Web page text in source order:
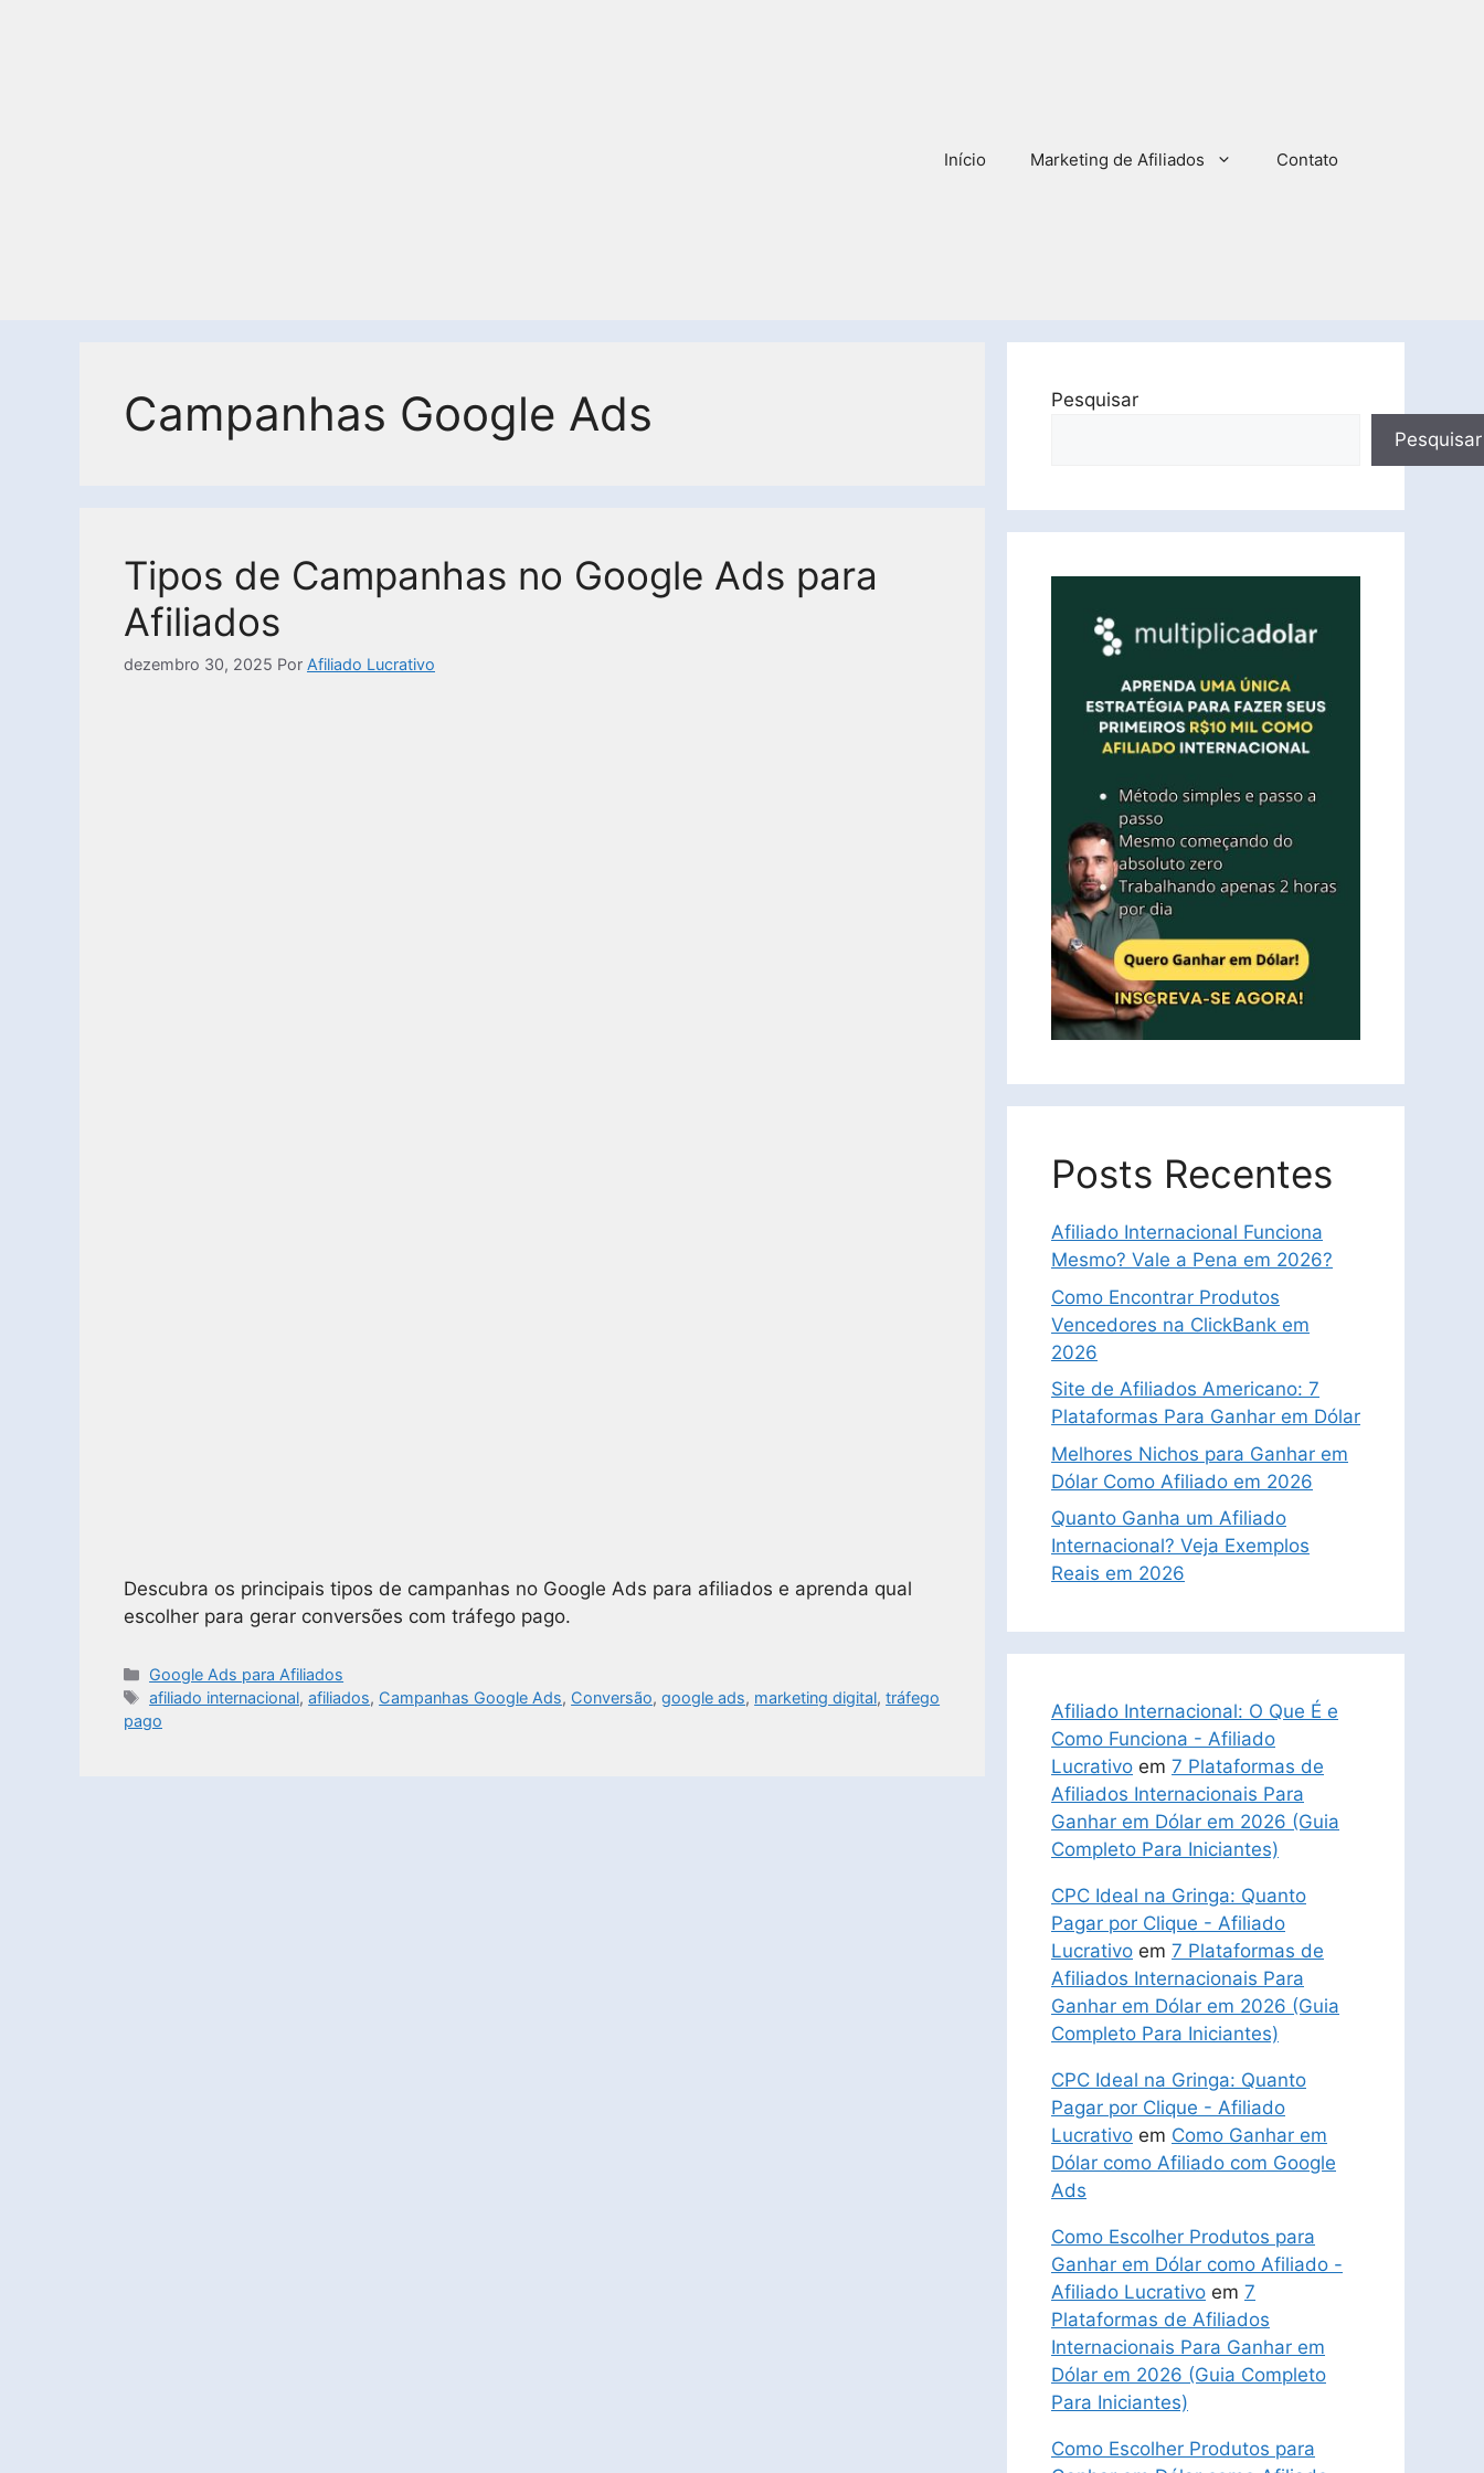
Início Marketing de Afiliados Contato
Campanhas Google Ads
Tipos de Campanhas no Google Ads para
Afiliados
dezembro 30, 2025 Por Afiliado Lucrativo
Descubra os principais tipos de campanhas no Google Ads para afiliados e aprenda qual
escolher para gerar conversões com tráfego pago.
Google Ads para Afiliados
afiliado internacional,afiliados, Campanhas Google Ads, Conversão,google ads, marketing digital,tráfego
pago
Pesquisar
Pesquisar
Posts Recentes
Afiliado Internacional Funciona
Mesmo? Vale a Pena em 2026?
Como Encontrar Produtos
Vencedores na ClickBank em
2026
Site de Afiliados Americano: 7
Plataformas Para Ganhar em Dólar
Melhores Nichos para Ganhar em
Dólar Como Afiliado em 2026
Quanto Ganha um Afiliado
Internacional? Veja Exemplos
Reais em 2026
Afiliado Internacional: O Que É e
Como Funciona - Afiliado
Lucrativo em 7 Plataformas de
Afiliados Internacionais Para
Ganhar em Dólar em 2026 (Guia
Completo Para Iniciantes)
CPC Ideal na Gringa: Quanto
Pagar por Clique - Afiliado
Lucrativo em 7 Plataformas de
Afiliados Internacionais Para
Ganhar em Dólar em 2026 (Guia
Completo Para Iniciantes)
CPC Ideal na Gringa: Quanto
Pagar por Clique - Afiliado
Lucrativo em Como Ganhar em
Dólar como Afiliado com Google
Ads
Como Escolher Produtos para
Ganhar em Dólar como Afiliado -
Afiliado Lucrativo em 7
Plataformas de Afiliados
Internacionais Para Ganhar em
Dólar em 2026 (Guia Completo
Para Iniciantes)
Como Escolher Produtos para